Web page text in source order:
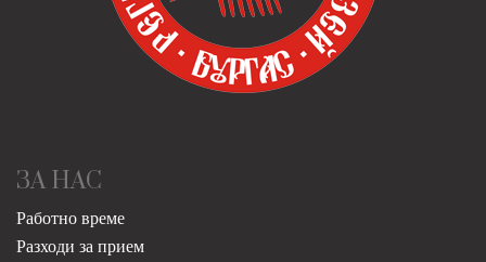
ЗА НАС
Работно време
Разходи за прием